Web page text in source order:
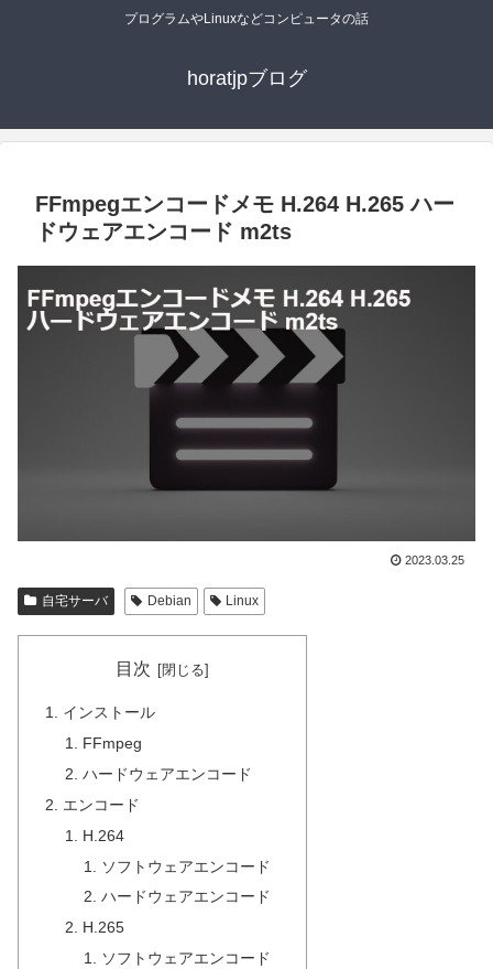
プログラムやLinuxなどコンピュータの話
horatjpブログ
FFmpegエンコードメモ H.264 H.265 ハー
ドウェアエンコード m2ts
2023.03.25
自宅サーバ Debian Linux
目次
インストール
FFmpeg
ハードウェアエンコード
エンコード
H.264
ソフトウェアエンコード
ハードウェアエンコード
H.265
ソフトウェアエンコード